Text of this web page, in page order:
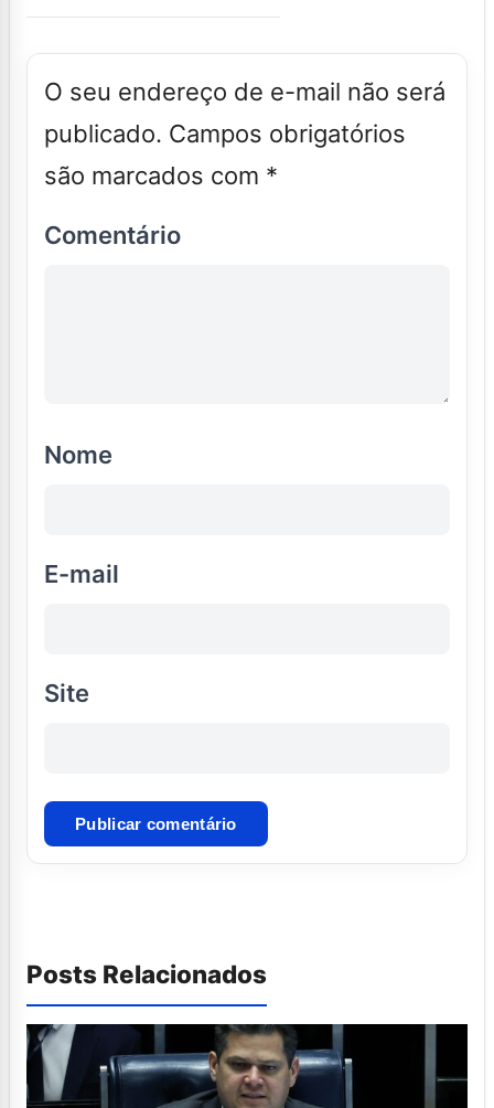
O seu endereço de e-mail não será
publicado. Campos obrigatórios
são marcados com *
Comentário
Nome
E-mail
Site
Posts Relacionados